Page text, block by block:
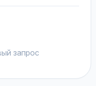
запрос